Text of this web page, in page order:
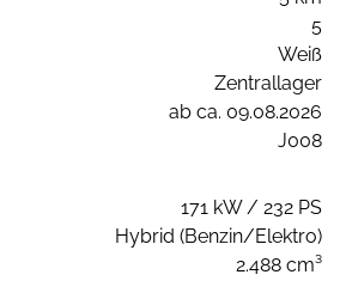
5
Weiß
Zentrallager
ab ca. 09.08.2026
J008
171 kW / 232 PS
Hybrid (Benzin/Elektro)
2.488 cm³